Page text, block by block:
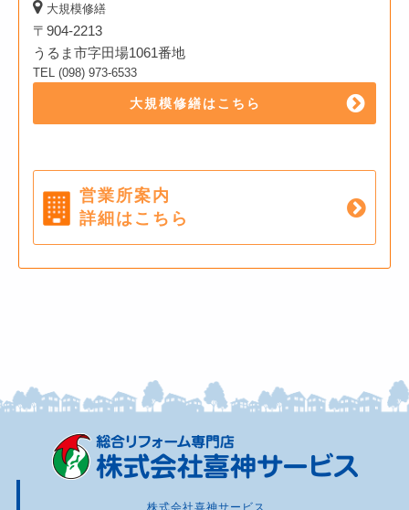
大規模修繕
〒904-2213
うるま市字田場1061番地
TEL (098) 973-6533
大規模修繕はこちら
営業所案内
詳細はこちら
株式会社喜神サービス